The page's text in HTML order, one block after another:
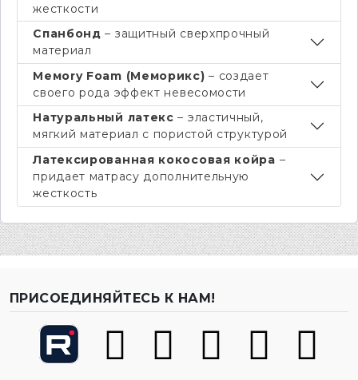
жесткости
Спанбонд – защитный сверхпрочный
материал
Мемory Foam (Меморикс) – создает
своего рода эффект невесомости
Натуральный латекс – эластичный,
мягкий материал с пористой структурой
Латексированная кокосовая койра –
придает матрасу дополнительную
жесткость
ПРИСОЕДИНЯЙТЕСЬ К НАМ!